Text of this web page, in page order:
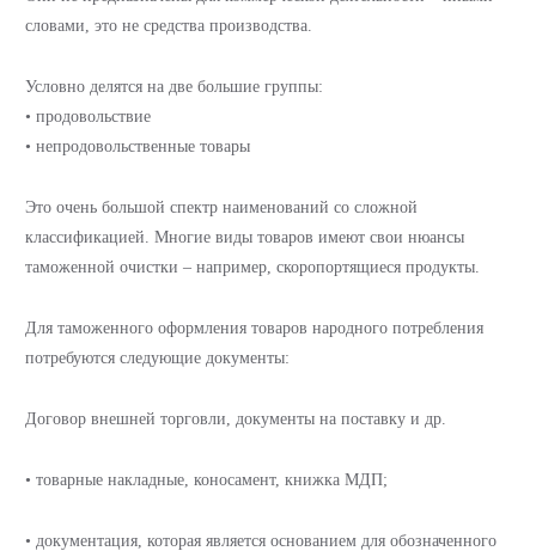
словами, это не средства производства.
Условно делятся на две большие группы:
• продовольствие
• непродовольственные товары
Это очень большой спектр наименований со сложной
классификацией. Многие виды товаров имеют свои нюансы
таможенной очистки – например, скоропортящиеся продукты.
Для таможенного оформления товаров народного потребления
потребуются следующие документы:
Договор внешней торговли, документы на поставку и др.
• товарные накладные, коносамент, книжка МДП;
• документация, которая является основанием для обозначенного